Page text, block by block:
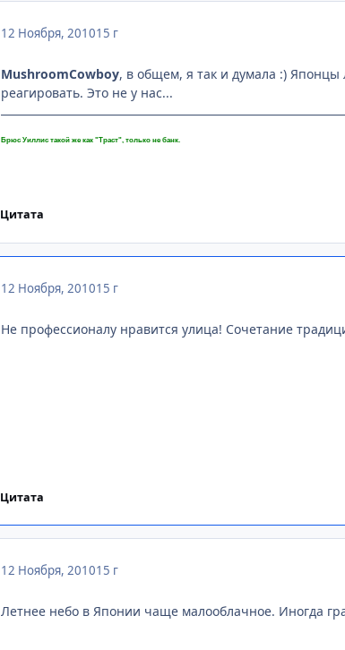
12 Ноября, 201015 г
MushroomCowboy, в общем, я так и думала :)
реагировать. Это не у нас...
Брюс Уиллис такой же как "Траст", только не банк.
Цитата
12 Ноября, 201015 г
Не профессионалу нравится улица! Сочетание
Цитата
12 Ноября, 201015 г
Летнее небо в Японии чаще малооблачное. Иногда